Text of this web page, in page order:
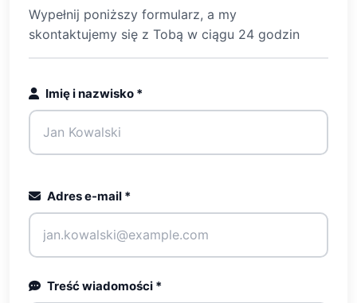
Wypełnij poniższy formularz, a my
skontaktujemy się z Tobą w ciągu 24 godzin
Imię i nazwisko *
Adres e-mail *
Treść wiadomości *